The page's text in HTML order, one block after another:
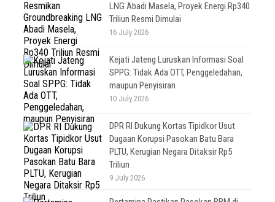
LNG Abadi Masela, Proyek Energi Rp340
Triliun Resmi Dimulai
16 July 2026
Kejati Jateng Luruskan Informasi Soal
SPPG: Tidak Ada OTT, Penggeledahan,
maupun Penyisiran
10 July 2026
DPR RI Dukung Kortas Tipidkor Usut
Dugaan Korupsi Pasokan Batu Bara
PLTU, Kerugian Negara Ditaksir Rp5
Triliun
9 July 2026